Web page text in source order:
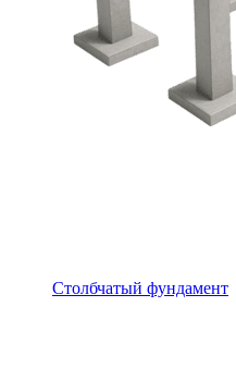
Столбчатый фундамент